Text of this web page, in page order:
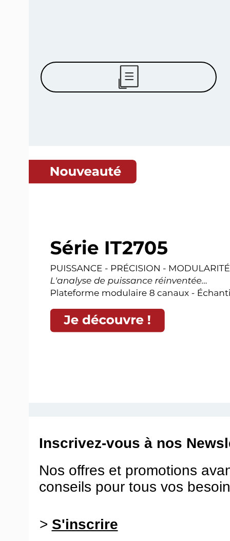
Inscrivez-vous à nos
Nos offres et promotions
conseils pour tous vos
> S'inscrire